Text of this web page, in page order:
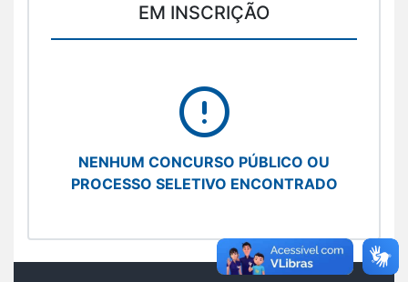
EM INSCRIÇÃO
NENHUM CONCURSO PÚBLICO OU
PROCESSO SELETIVO ENCONTRADO